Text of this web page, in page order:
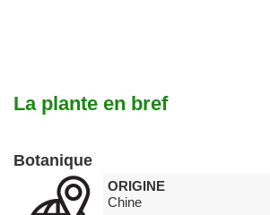
La plante en bref
Botanique
ORIGINE
Chine